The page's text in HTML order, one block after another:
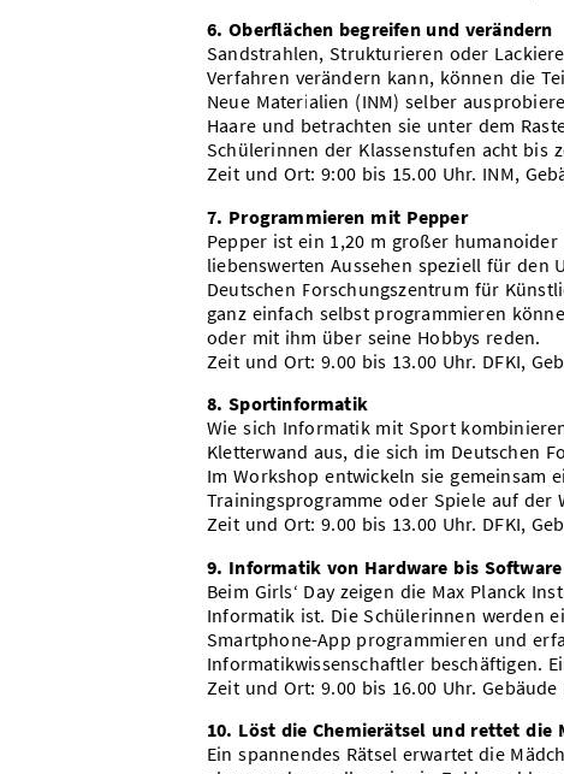
6. Oberflächen begreifen und verändern
Sandstrahlen, Strukturieren oder
Verfahren verändern kann, können die
Neue Materialien (INM) selber
Haare und betrachten sie unter dem
Schülerinnen der Klassenstufen acht bis
Zeit und Ort: 9:00 bis 15.00 Uhr. INM,
7. Programmieren mit Pepper
Pepper ist ein 1,20 m großer
liebenswerten Aussehen speziell für den
Deutschen Forschungszentrum für
ganz einfach selbst programmieren
oder mit ihm über seine Hobbys reden.
Zeit und Ort: 9.00 bis 13.00 Uhr. DFKI,
8. Sportinformatik
Wie sich Informatik mit Sport
Kletterwand aus, die sich im Deutschen
Im Workshop entwickeln sie gemeinsam
Trainingsprogramme oder Spiele auf der
Zeit und Ort: 9.00 bis 13.00 Uhr. DFKI,
9. Informatik von Hardware bis Software
Beim Girls‘ Day zeigen die Max Planck
Informatik ist. Die Schülerinnen werden
Smartphone-App programmieren und
Informatikwissenschaftler beschäftigen.
Zeit und Ort: 9.00 bis 16.00 Uhr. Gebäude
10. Löst die Chemierätsel und rettet die
Ein spannendes Rätsel erwartet die